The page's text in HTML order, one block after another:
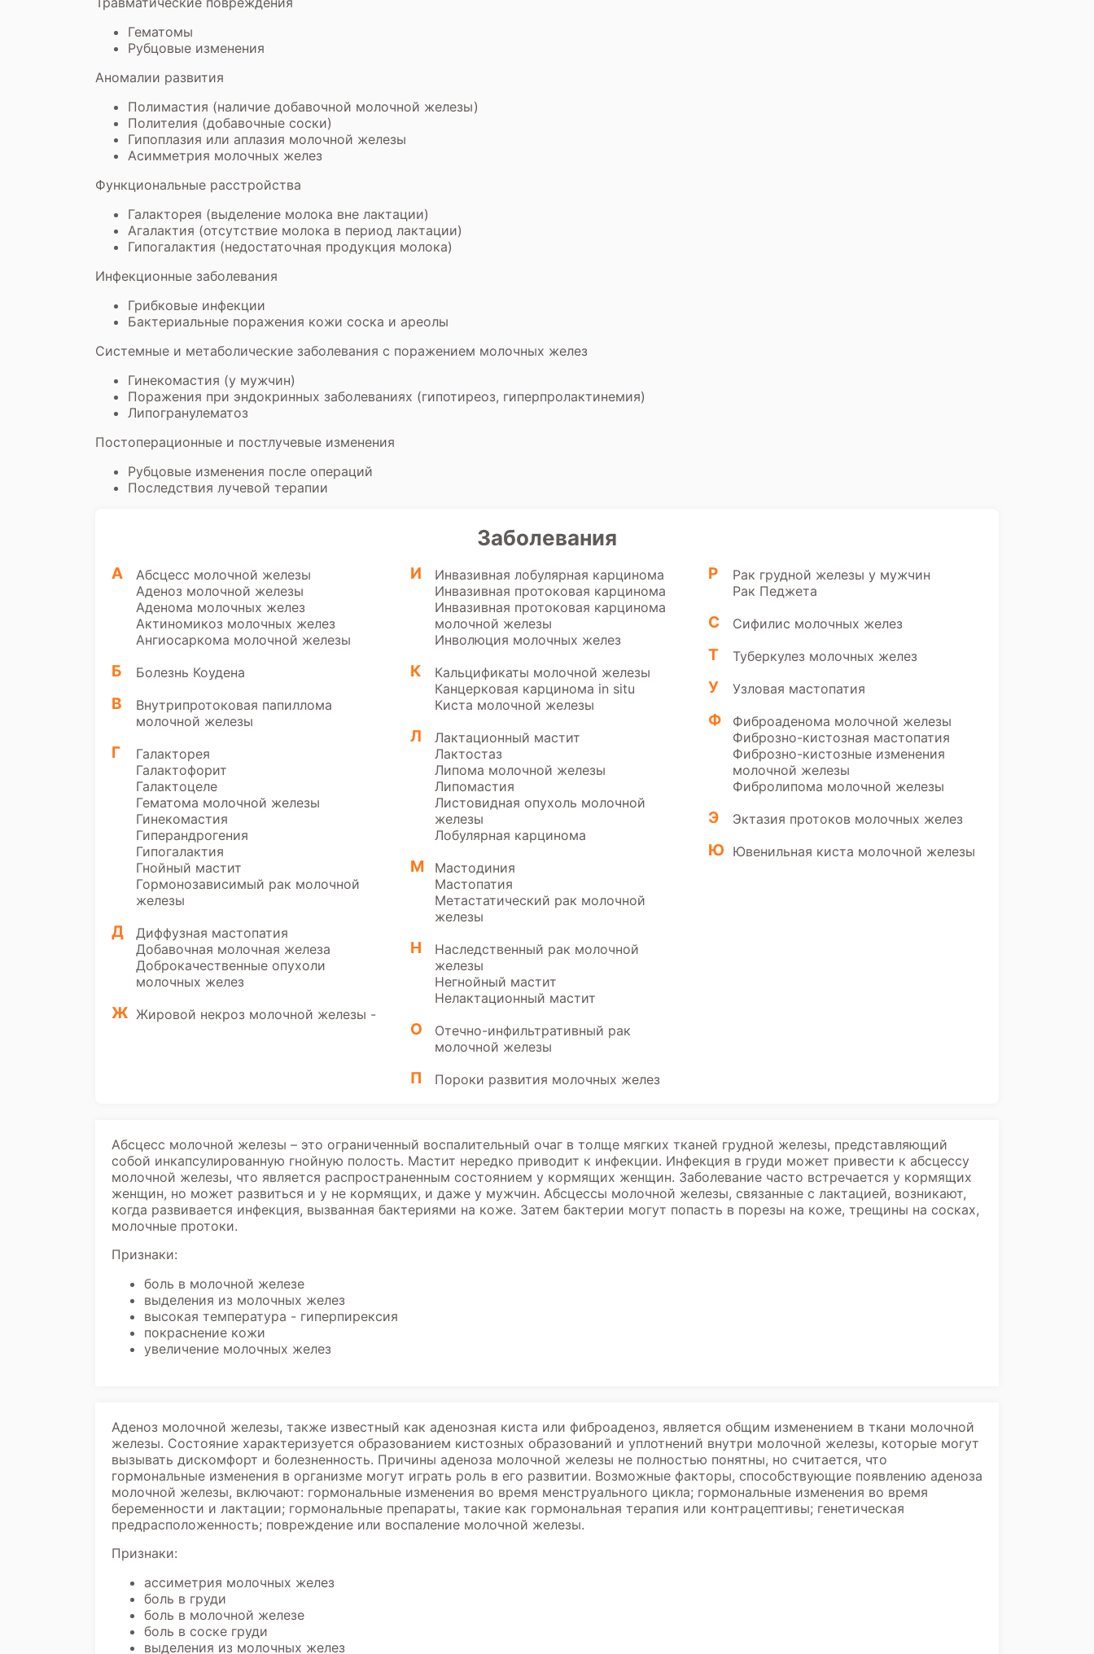
Гематомы
Рубцовые изменения
Аномалии развития
Полимастия (наличие добавочной молочной железы)
Полителия (добавочные соски)
Гипоплазия или аплазия молочной железы
Асимметрия молочных желез
Функциональные расстройства
Галакторея (выделение молока вне лактации)
Агалактия (отсутствие молока в период лактации)
Гипогалактия (недостаточная продукция молока)
Инфекционные заболевания
Грибковые инфекции
Бактериальные поражения кожи соска и ареолы
Системные и метаболические заболевания с поражением молочных желез
Гинекомастия (у мужчин)
Поражения при эндокринных заболеваниях (гипотиреоз, гиперпролактинемия)
Липогранулематоз
Постоперационные и постлучевые изменения
Рубцовые изменения после операций
Последствия лучевой терапии
Заболевания
А
Абсцесс молочной железы
Аденоз молочной железы
Аденома молочных желез
Актиномикоз молочных желез
Ангиосаркома молочной железы
Б Болезнь Коудена
В
Внутрипротоковая папиллома
молочной железы
Г
Галакторея
Галактофорит
Галактоцеле
Гематома молочной железы
Гинекомастия
Гиперандрогения
Гипогалактия
Гнойный мастит
Гормонозависимый рак молочной
железы
Д
Диффузная мастопатия
Добавочная молочная железа
Доброкачественные опухоли
молочных желез
Ж Жировой некроз молочной железы -
И
Инвазивная лобулярная карцинома
Инвазивная протоковая карцинома
Инвазивная протоковая карцинома
молочной железы
Инволюция молочных желез
К
Кальцификаты молочной железы
Канцерковая карцинома in situ
Киста молочной железы
Л
Лактационный мастит
Лактостаз
Липома молочной железы
Липомастия
Листовидная опухоль молочной
железы
Лобулярная карцинома
М
Мастодиния
Мастопатия
Метастатический рак молочной
железы
Н
Наследственный рак молочной
железы
Негнойный мастит
Нелактационный мастит
О
Отечно-инфильтративный рак
молочной железы
П Пороки развития молочных желез
Р
Рак грудной железы у мужчин
Рак Педжета
С Сифилис молочных желез
Т Туберкулез молочных желез
У Узловая мастопатия
Ф
Фиброаденома молочной железы
Фиброзно-кистозная мастопатия
Фиброзно-кистозные изменения
молочной железы
Фибролипома молочной железы
Э Эктазия протоков молочных желез
Ю Ювенильная киста молочной железы
Абсцесс молочной железы – это ограниченный воспалительный очаг в толще мягких тканей грудной железы, представляющий
собой инкапсулированную гнойную полость. Мастит нередко приводит к инфекции. Инфекция в груди может привести к абсцессу
молочной железы, что является распространенным состоянием у кормящих женщин. Заболевание часто встречается у кормящих
женщин, но может развиться и у не кормящих, и даже у мужчин. Абсцессы молочной железы, связанные с лактацией, возникают,
когда развивается инфекция, вызванная бактериями на коже. Затем бактерии могут попасть в порезы на коже, трещины на сосках,
молочные протоки.
Признаки:
боль в молочной железе
выделения из молочных желез
высокая температура - гиперпирексия
покраснение кожи
увеличение молочных желез
Аденоз молочной железы, также известный как аденозная киста или фиброаденоз, является общим изменением в ткани молочной
железы. Состояние характеризуется образованием кистозных образований и уплотнений внутри молочной железы, которые могут
вызывать дискомфорт и болезненность. Причины аденоза молочной железы не полностью понятны, но считается, что
гормональные изменения в организме могут играть роль в его развитии. Возможные факторы, способствующие появлению аденоза
молочной железы, включают: гормональные изменения во время менструального цикла; гормональные изменения во время
беременности и лактации; гормональные препараты, такие как гормональная терапия или контрацептивы; генетическая
предрасположенность; повреждение или воспаление молочной железы.
Признаки:
ассиметрия молочных желез
боль в груди
боль в молочной железе
боль в соске груди
выделения из молочных желез